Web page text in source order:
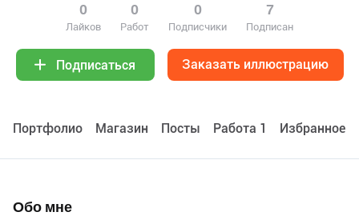
0
Лайков
0
Работ
0
Подписчики
7
Подписан
Подписаться Заказать иллюстрацию
Портфолио Maгазин Посты Работа 1 Избранное 0
Обо мне